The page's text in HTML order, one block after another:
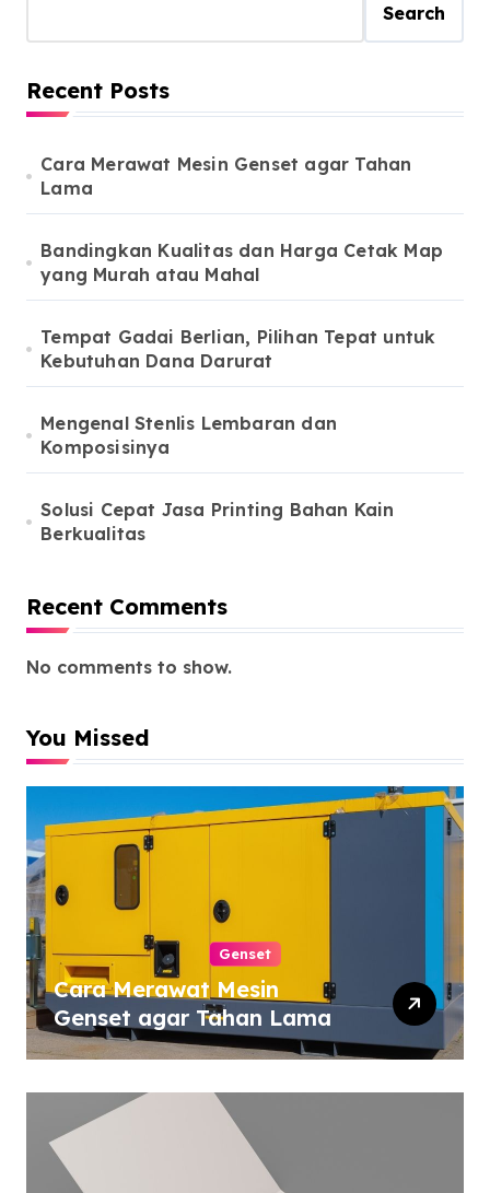
Search
Recent Posts
Cara Merawat Mesin Genset agar Tahan
Lama
Bandingkan Kualitas dan Harga Cetak Map
yang Murah atau Mahal
Tempat Gadai Berlian, Pilihan Tepat untuk
Kebutuhan Dana Darurat
Mengenal Stenlis Lembaran dan
Komposisinya
Solusi Cepat Jasa Printing Bahan Kain
Berkualitas
Recent Comments
No comments to show.
You Missed
Genset
Cara Merawat Mesin
Genset agar Tahan Lama